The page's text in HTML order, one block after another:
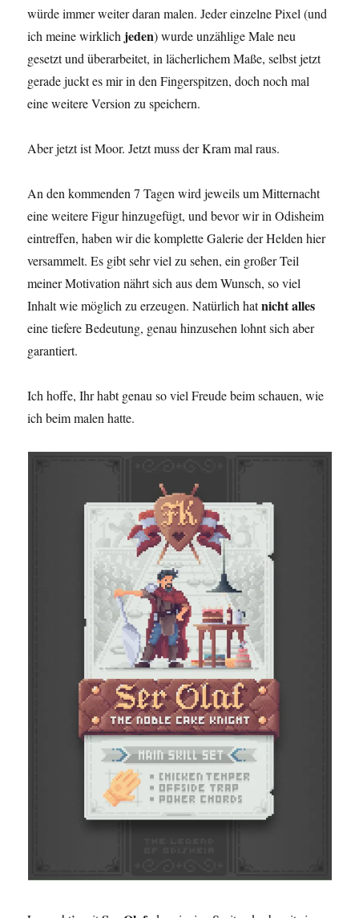
würde immer weiter daran malen. Jeder einzelne Pixel (und
ich meine wirklich jeden) wurde unzählige Male neu
gesetzt und überarbeitet, in lächerlichem Maße, selbst jetzt
gerade juckt es mir in den Fingerspitzen, doch noch mal
eine weitere Version zu speichern.
Aber jetzt ist Moor. Jetzt muss der Kram mal raus.
An den kommenden 7 Tagen wird jeweils um Mitternacht
eine weitere Figur hinzugefügt, und bevor wir in Odisheim
eintreffen, haben wir die komplette Galerie der Helden hier
versammelt. Es gibt sehr viel zu sehen, ein großer Teil
meiner Motivation nährt sich aus dem Wunsch, so viel
Inhalt wie möglich zu erzeugen. Natürlich hatnicht alles
eine tiefere Bedeutung, genau hinzusehen lohnt sich aber
garantiert.
Ich hoffe, Ihr habt genau so viel Freude beim schauen, wie
ich beim malen hatte.